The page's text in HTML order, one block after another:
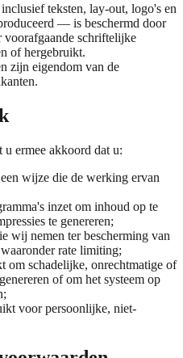
teksten, lay-out, logo's en
— is beschermd door
voorafgaande schriftelijke
of hergebruikt.
zijn eigendom van de
ermee akkoord dat u:
wijze die de werking ervan
inzet om inhoud op te
te genereren;
wij nemen ter bescherming van
rate limiting;
om schadelijke, onrechtmatige of
of om het systeem op
voor persoonlijke, niet-